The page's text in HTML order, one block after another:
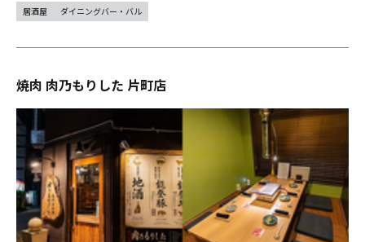
居酒屋 ダイニングバー・バル
焼肉 肉乃もりした 片町店